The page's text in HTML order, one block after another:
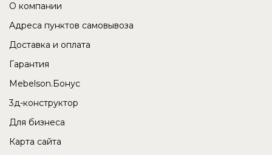
О компании
Адреса пунктов самовывоза
Доставка и оплата
Гарантия
Mebelson.Бонус
3д-конструктор
Для бизнеса
Карта сайта